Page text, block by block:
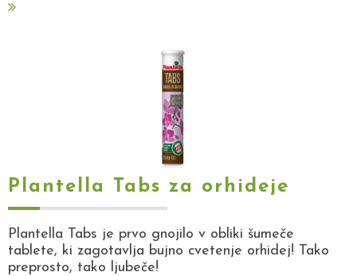
Plantella Tabs za orhideje
Plantella Tabs je prvo gnojilo v obliki šumeče
tablete, ki zagotavlja bujno cvetenje orhidej! Tako
preprosto, tako ljubeče!